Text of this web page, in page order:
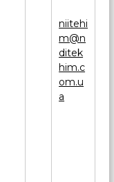
niitehi
m@n
ditek
him.c
om.u
a